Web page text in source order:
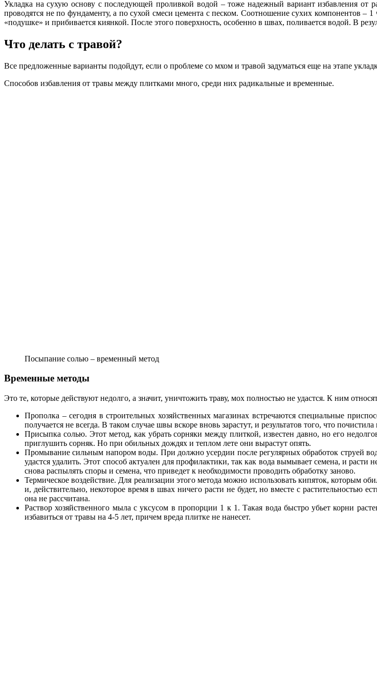
Укладка на сухую основу с последующей проливкой водой – тоже надежный вариант избавления от
проводятся не по фундаменту, а по сухой смеси цемента с песком. Соотношение сухих компонентов –
«подушке» и прибивается киянкой. После этого поверхность, особенно в швах, поливается водой. В
Что делать с травой?
Все предложенные варианты подойдут, если о проблеме со мхом и травой задуматься еще на этапе
Способов избавления от травы между плитками много, среди них радикальные и временные.
Посыпание солью – временный метод
Временные методы
Это те, которые действуют недолго, а значит, уничтожить траву, мох полностью не удастся. К ним
Прополка – сегодня в строительных хозяйственных магазинах встречаются специальные
получается не всегда. В таком случае швы вскоре вновь зарастут, и результатов того, что
Присыпка солью. Этот метод, как убрать сорняки между плиткой, известен давно, но его
приглушить сорняк. Но при обильных дождях и теплом лете они вырастут опять.
Промывание сильным напором воды. При должно усердии после регулярных обработок струей
удастся удалить. Этот способ актуален для профилактики, так как вода вымывает семена, и
снова распылять споры и семена, что приведет к необходимости проводить обработку заново.
Термическое воздействие. Для реализации этого метода можно использовать кипяток, которым
и, действительно, некоторое время в швах ничего расти не будет, но вместе с растительностью
она не рассчитана.
Раствор хозяйственного мыла с уксусом в пропорции 1 к 1. Такая вода быстро убьет корни
избавиться от травы на 4-5 лет, причем вреда плитке не нанесет.